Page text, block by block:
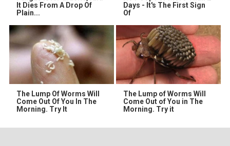
It Dies From A Drop Of
Plain...
Days - It's The First Sign
Of
The Lump Of Worms Will
Come Out Of You In The
Morning. Try It
The Lump of Worms Will
Come Out of You in The
Morning. Try it